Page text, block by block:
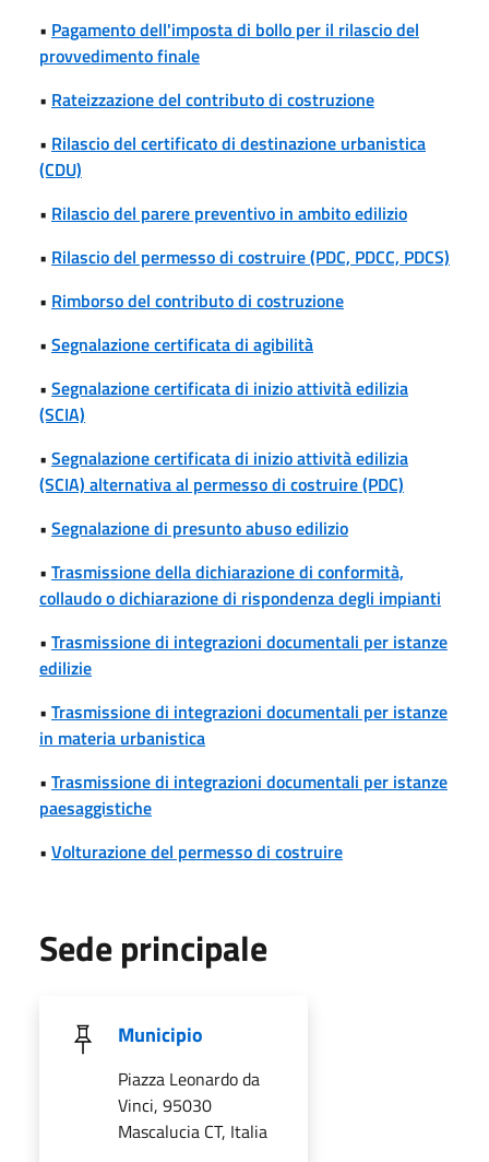
• Pagamento dell'imposta di bollo per il rilascio del
provvedimento finale
• Rateizzazione del contributo di costruzione
• Rilascio del certificato di destinazione urbanistica
(CDU)
• Rilascio del parere preventivo in ambito edilizio
• Rilascio del permesso di costruire (PDC, PDCC, PDCS)
• Rimborso del contributo di costruzione
• Segnalazione certificata di agibilità
• Segnalazione certificata di inizio attività edilizia
(SCIA)
• Segnalazione certificata di inizio attività edilizia
(SCIA) alternativa al permesso di costruire (PDC)
• Segnalazione di presunto abuso edilizio
• Trasmissione della dichiarazione di conformità,
collaudo o dichiarazione di rispondenza degli impianti
• Trasmissione di integrazioni documentali per istanze
edilizie
• Trasmissione di integrazioni documentali per istanze
in materia urbanistica
• Trasmissione di integrazioni documentali per istanze
paesaggistiche
• Volturazione del permesso di costruire
Sede principale
Municipio
Piazza Leonardo da
Vinci, 95030
Mascalucia CT, Italia